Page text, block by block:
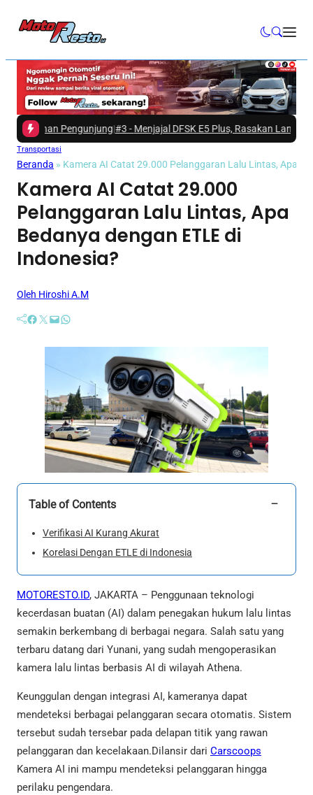
Pengunjung|#3 -Menjajal DFSK E5 Plus, Rasakan Langsung
Transportasi
Beranda » Kamera AI Catat 29.000 Pelanggaran Lalu Lintas, Apa
Kamera AI Catat 29.000
Pelanggaran Lalu Lintas, Apa
Bedanya dengan ETLE di
Indonesia?
Oleh Hiroshi A.M
Facebook Twitter Mail WhatsApp
Table of Contents −
Verifikasi AI Kurang Akurat
Korelasi Dengan ETLE di Indonesia
MOTORESTO.ID, JAKARTA – Penggunaan teknologi
kecerdasan buatan (AI) dalam penegakan hukum lalu lintas
semakin berkembang di berbagai negara. Salah satu yang
terbaru datang dari Yunani, yang sudah mengoperasikan
kamera lalu lintas berbasis AI di wilayah Athena.
Keunggulan dengan integrasi AI, kameranya dapat
mendeteksi berbagai pelanggaran secara otomatis. Sistem
tersebut sudah tersebar pada delapan titik yang rawan
pelanggaran dan kecelakaan.Dilansir dari Carscoops
Kamera AI ini mampu mendeteksi pelanggaran hingga
perilaku pengendara.